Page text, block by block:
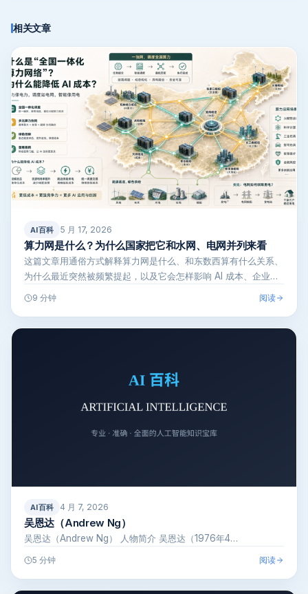
相关文章
AI百科 5 月 17, 2026
算力网是什么？为什么国家把它和水网、电网并列来看
这篇文章用通俗方式解释算力网是什么、和东数西算有什么关系、
为什么最近突然被频繁提起，以及它会怎样影响 AI 成本、企业上
9 分钟 阅读
AI百科 4 月 7, 2026
吴恩达（Andrew Ng）
吴恩达（Andrew Ng） 人物简介 吴恩达（1976年4…
5 分钟 阅读